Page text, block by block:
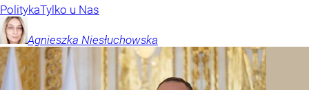
PolitykaTylko u Nas
Agnieszka Niesłuchowska